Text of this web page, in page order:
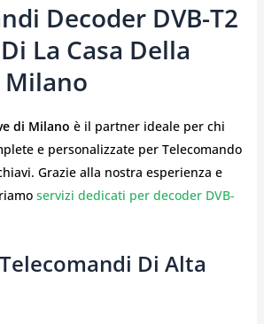
Decoder DVB-T2
La Casa Della
Milano
di Milano è il partner ideale per chi
e personalizzate per Telecomando
Grazie alla nostra esperienza e
servizi dedicati per decoder DVB-
Di Alta